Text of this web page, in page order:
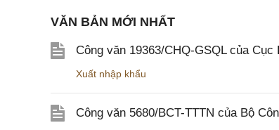
VĂN BẢN MỚI NHẤT
Công văn 19363/CHQ-GSQL của
Xuất nhập khẩu
Công văn 5680/BCT-TTTN của Bộ